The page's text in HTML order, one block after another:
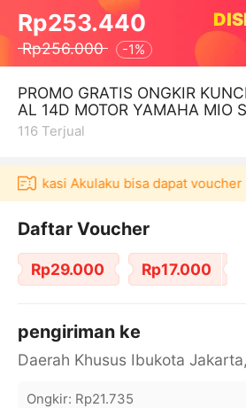
Rp253.440
Rp256.000 -1%
PROMO GRATIS ONGKIR
AL 14D MOTOR YAMAHA MIO
ASLI YAMAHA
116 Terjual
aplikasi Akulaku bisa dapat voucher
Daftar Voucher
Rp29.000 Rp17.000
pengiriman ke
Ongkir: Rp21.735